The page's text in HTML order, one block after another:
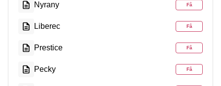
Nyrany Få
Liberec Få
Prestice Få
Pecky Få